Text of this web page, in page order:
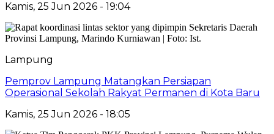
Kamis, 25 Jun 2026 - 19:04
Lampung
Pemprov Lampung Matangkan Persiapan
Operasional Sekolah Rakyat Permanen di Kota Baru
Kamis, 25 Jun 2026 - 18:05